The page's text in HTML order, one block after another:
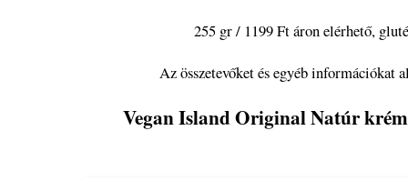
255 gr / 1199 Ft áron elérhető,
Az összetevőket és egyéb információkat
Vegan Island Original Natúr